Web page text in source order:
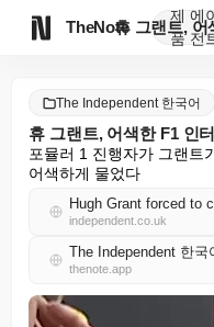
TheNote
제
품
에
전
The Independent 한국어
휴 그랜트, 어색한 F1 인
포뮬러 1 진행자가 그랜트
어색하게 물었다
independent.co.uk
The Independent 한국
thenote.app